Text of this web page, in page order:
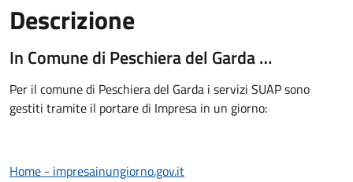
Descrizione
In Comune di Peschiera del Garda …
Per il comune di Peschiera del Garda i servizi SUAP sono
gestiti tramite il portare di Impresa in un giorno:
Home - impresainungiorno.gov.it